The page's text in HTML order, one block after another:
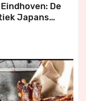
De
Japans